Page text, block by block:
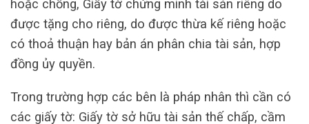
hoặc chồng, Giấy tờ chứng minh tài sản riêng do
được tặng cho riêng, do được thừa kế riêng hoặc
có thoả thuận hay bản án phân chia tài sản, hợp
đồng ủy quyền.
Trong trường hợp các bên là pháp nhân thì cần có
các giấy tờ: Giấy tờ sở hữu tài sản thế chấp, cầm